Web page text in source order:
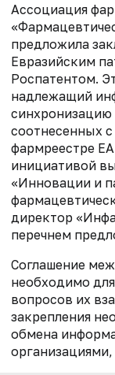
Ассоциация
предложила
Евразийским
Роспатентом.
надлежащий
синхронизацию
соотнесенных
фармреестре
инициативой
«Инновации и
директор
перечнем
Соглашение
необходимо
вопросов их
закрепления
обмена